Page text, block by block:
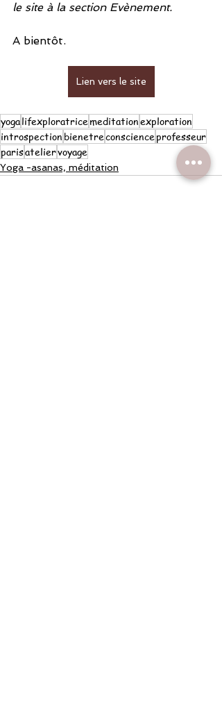
le site à la section Evènement.
A bientôt.
Lien vers le site
yogalifexploratricemeditationexploration
introspection bienetreconscienceprofesseur
parisateliervoyage
Yoga -asanas, méditation